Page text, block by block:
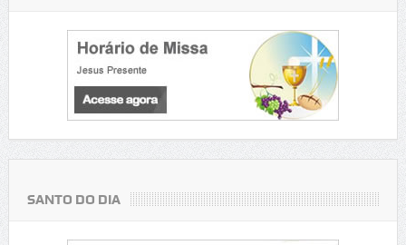
SANTO DO DIA